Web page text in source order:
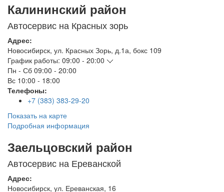
Калининский район
Автосервис на Красных зорь
Адрес:
Новосибирск, ул. Красных Зорь, д.1а, бокс 109
График работы: 09:00 - 20:00
Пн - Сб 09:00 - 20:00
Вс 10:00 - 18:00
Телефоны:
+7 (383) 383-29-20
Показать на карте
Подробная информация
Заельцовский район
Автосервис на Ереванской
Адрес:
Новосибирск, ул. Ереванская, 16